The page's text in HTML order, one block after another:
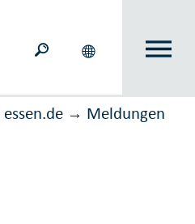
essen.de → Meldungen